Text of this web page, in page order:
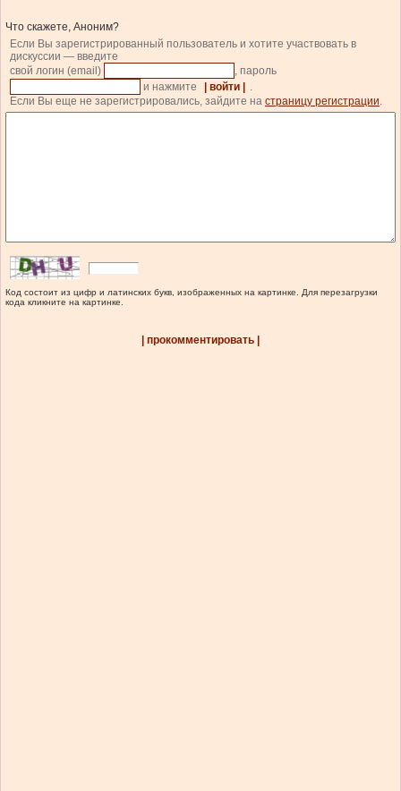
Что скажете, Аноним?
Если Вы зарегистрированный пользователь и хотите участвовать в
дискуссии — введите
свой логин (email)
, пароль
и нажмите
| войти |
.
Если Вы еще не зарегистрировались, зайдите на страницу регистрации.
Код состоит из цифр и латинских букв, изображенных на картинке. Для перезагрузки
кода кликните на картинке.
| прокомментировать |